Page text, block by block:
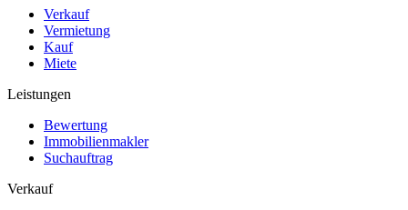
Verkauf
Vermietung
Kauf
Miete
Leistungen
Bewertung
Immobilienmakler
Suchauftrag
Verkauf